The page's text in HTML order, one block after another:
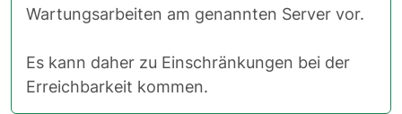
Wartungsarbeiten am genannten Server vor.
Es kann daher zu Einschränkungen bei der
Erreichbarkeit kommen.